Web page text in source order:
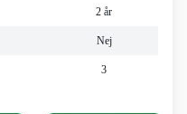
2 år
Nej
3